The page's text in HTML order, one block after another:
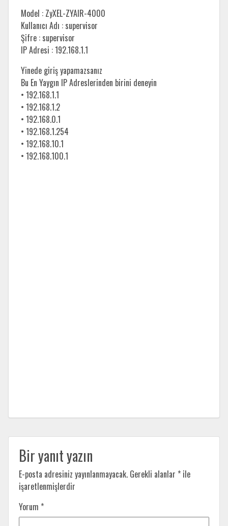
Model : ZyXEL-ZYAIR-4000
Kullanıcı Adı : supervisor
Şifre : supervisor
IP Adresi : 192.168.1.1
Yinede giriş yapamazsanız
Bu En Yaygın IP Adreslerinden birini deneyin
• 192.168.1.1
• 192.168.1.2
• 192.168.0.1
• 192.168.1.254
• 192.168.10.1
• 192.168.100.1
Bir yanıt yazın
E-posta adresiniz yayınlanmayacak. Gerekli alanlar * ile
işaretlenmişlerdir
Yorum *